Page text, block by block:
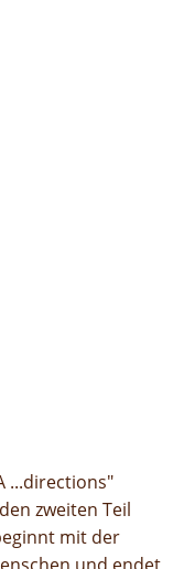
...directions"
zweiten Teil
mit der